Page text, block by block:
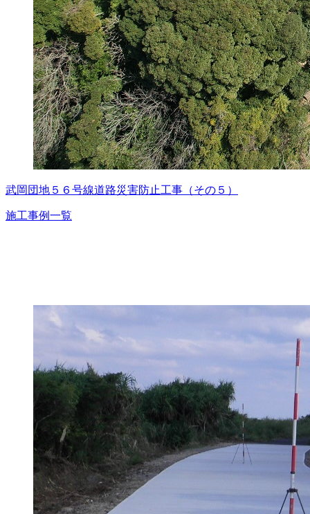
武岡団地５６号線道路災害防止工事（その５）
施工事例一覧